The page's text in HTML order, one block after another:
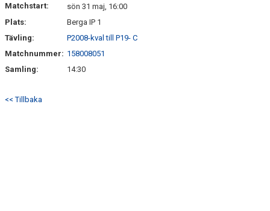
Matchstart:
sön 31 maj, 16:00
Plats:
Berga IP 1
Tävling:
P2008-kval till P19- C
Matchnummer: 158008051
Samling:
14:30
<< Tillbaka